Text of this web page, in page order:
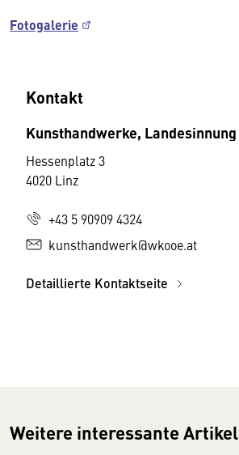
Fotogalerie
Kontakt
Kunsthandwerke, Landesinnung
Hessenplatz 3
4020 Linz
+43 5 90909 4324
kunsthandwerk@wkooe.at
Detaillierte Kontaktseite
Weitere interessante Artikel